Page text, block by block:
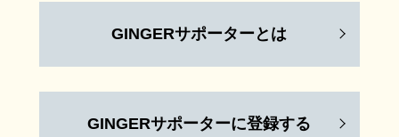
GINGERサポーターとは
GINGERサポーターに登録する